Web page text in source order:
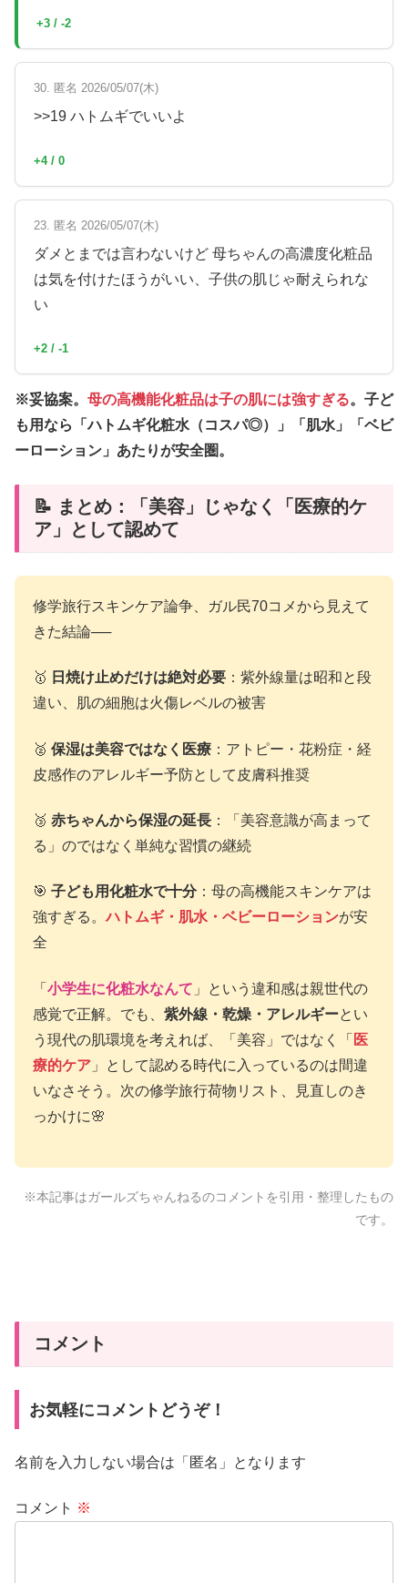
+3 / -2
30. 匿名 2026/05/07(木)
>>19 ハトムギでいいよ
+4 / 0
23. 匿名 2026/05/07(木)
ダメとまでは言わないけど 母ちゃんの高濃度化粧品
は気を付けたほうがいい、子供の肌じゃ耐えられな
い
+2 / -1
※妥協案。 母の高機能化粧品は子の肌には強すぎる。子ど
も用なら「ハトムギ化粧水（コスパ◎）」「肌水」「ベビ
ーローション」あたりが安全圏。
📝 まとめ：「美容」じゃなく「医療的ケ
ア」として認めて
修学旅行スキンケア論争、ガル民70コメから見えて
きた結論──
🥇 日焼け止めだけは絶対必要 ：紫外線量は昭和と段
違い、肌の細胞は火傷レベルの被害
🥈 保湿は美容ではなく医療 ：アトピー・花粉症・経
皮感作のアレルギー予防として皮膚科推奨
🥉 赤ちゃんから保湿の延長 ：「美容意識が高まって
る」のではなく単純な習慣の継続
🎯 子ども用化粧水で十分：母の高機能スキンケアは
強すぎる。ハトムギ・肌水・ベビーローションが安
全
「 小学生に化粧水なんて 」という違和感は親世代の
感覚で正解。でも、 紫外線・乾燥・アレルギーとい
う現代の肌環境を考えれば、「美容」ではなく「 医
療的ケア 」として認める時代に入っているのは間違
いなさそう。次の修学旅行荷物リスト、見直しのき
っかけに🌸
※本記事はガールズちゃんねるのコメントを引用・整理したもの
です。
コメント
お気軽にコメントどうぞ！
名前を入力しない場合は「匿名」となります
コメント ※